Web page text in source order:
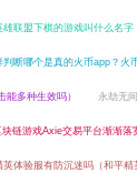
雄联盟下棋的游戏叫什么名字
判断哪个是真的火币app？火
能多种生效吗） 永劫无
链游戏Axie交易平台渐渐落
英体验服有防沉迷吗（和平精